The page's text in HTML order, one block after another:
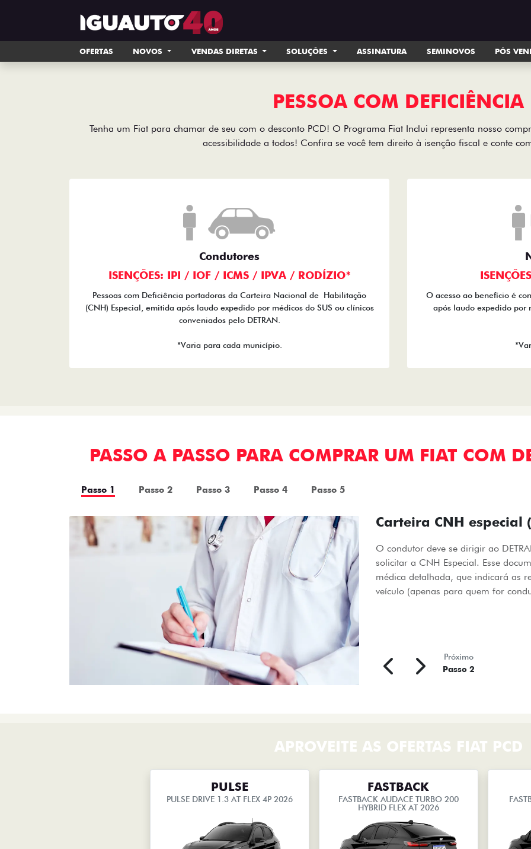
OFERTAS NOVOS VENDAS DIRETAS SOLUÇÕES ASSINATURA SEMINOVOS PÓS
PESSOA COM DEFICIÊNCIA
Tenha um Fiat para chamar de seu com o desconto PCD! O Programa Fiat Inclui representa nosso
acessibilidade a todos! Confira se você tem direito à isenção fiscal e conte
Condutores
ISENÇÕES: IPI / IOF / ICMS / IPVA / RODÍZIO*
Pessoas com Deficiência portadoras da Carteira Nacional de Habilitação
(CNH) Especial, emitida após laudo expedido por médicos do SUS ou clínicos
conveniados pelo DETRAN.
*Varia para cada município.
O acesso ao benefício é
após laudo expedido por
PASSO A PASSO PARA COMPRAR UM FIAT COM
Passo 1 Passo 2 Passo 3 Passo 4 Passo 5
Carteira CNH especial
O condutor deve se dirigir ao
solicitar a CNH Especial. Esse
médica detalhada, que indicará as
veículo (apenas para quem for
Próximo
Passo 2
APROVEITE AS OFERTAS FIAT PCD
PULSE
PULSE DRIVE 1.3 AT FLEX 4P 2026
FASTBACK
FASTBACK AUDACE TURBO 200
HYBRID FLEX AT 2026